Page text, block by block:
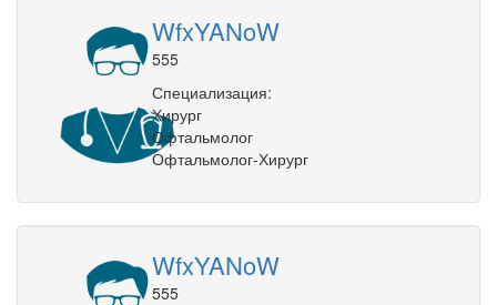
WfxYANoW
555
Специализация:
Хирург
Офтальмолог
Офтальмолог-Хирург
WfxYANoW
555